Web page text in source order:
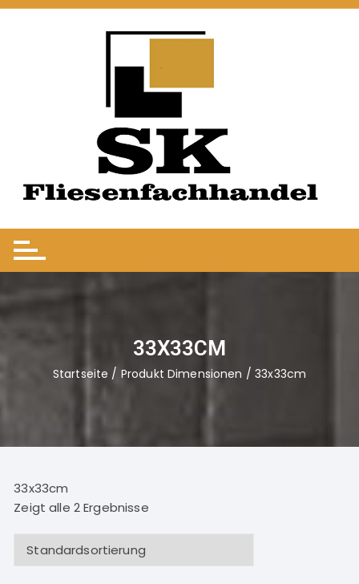
33X33CM
Startseite / Produkt Dimensionen / 33x33cm
33x33cm
Zeigt alle 2 Ergebnisse